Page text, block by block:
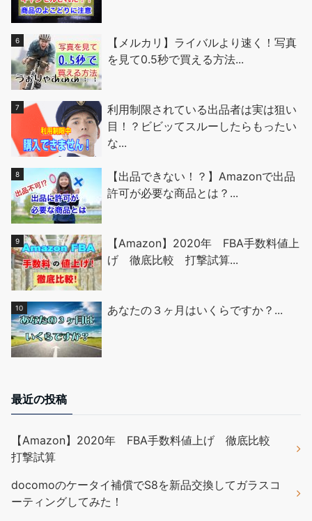
【メルカリ】ライバルより速く！写真
を見て0.5秒で買える方法...
利用制限されている出品者は実は狙い
目！？ビビッてスルーしたらもったい
な...
【出品できない！？】Amazonで出品
許可が必要な商品とは？...
【Amazon】2020年 FBA手数料値上
げ 徹底比較 打撃試算...
あなたの３ヶ月はいくらですか？...
最近の投稿
【Amazon】2020年 FBA手数料値上げ 徹底比較
打撃試算
docomoのケータイ補償でS8を新品交換してガラスコ
ーティングしてみた！